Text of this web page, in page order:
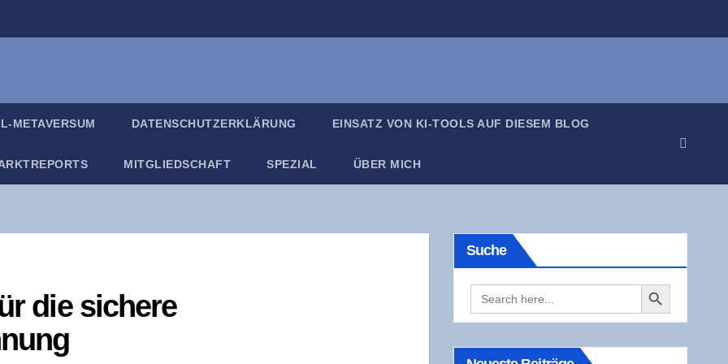
META­VER­SUM DATEN­SCHUTZ­ER­KLÄ­RUNG EIN­SATZ VON KI-TOOLS AUF DIE­SEM BLOG
MIT­GLIED­SCHAFT SPE­ZI­AL ÜBER MICH
die siche­re
Suche
Search
for:
Search Button